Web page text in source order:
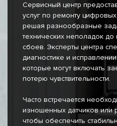
Сервисный центр
услуг по ремонту
решая разнообразные
технических неполадок до
сбоев. Эксперты центра
диагностике и
которые могут включать
потерю чувствительности.
Часто встречается
изношенных датчиков или
чтобы обеспечить